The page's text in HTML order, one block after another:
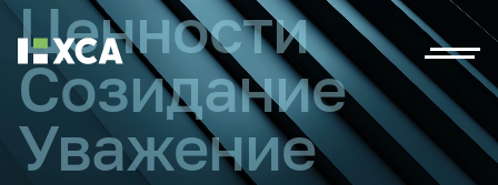
Ценности
Созидание
Уважение